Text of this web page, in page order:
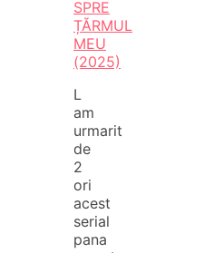
SPRE
ȚĂRMUL
MEU
(2025)
L
am
urmarit
de
2
ori
acest
serial
pana